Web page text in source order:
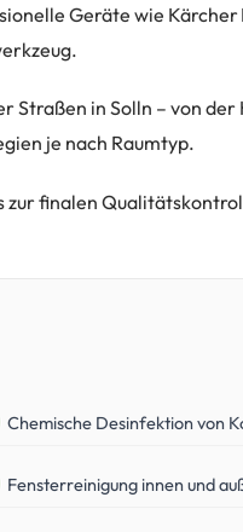
Geräte wie
Straßen in Solln – von der
je nach Raumtyp.
finalen
Chemische Desinfektion von
Fensterreinigung innen und